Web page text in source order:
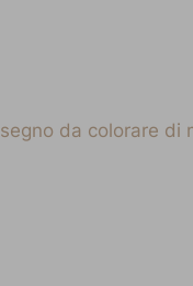
da colorare di